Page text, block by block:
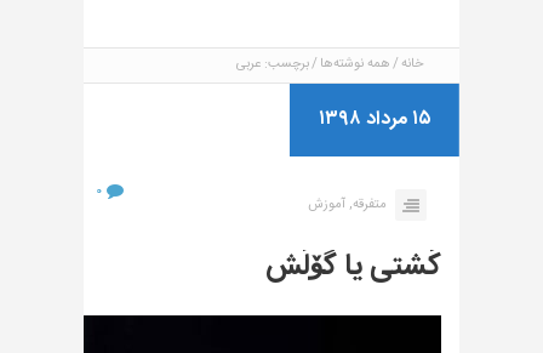
خانه همه نوشته‌ها برچسب: عربی
۱۵ مرداد ۱۳۹۸
متفرقه,آموزش
۰
کُشتی یا گۆلَش